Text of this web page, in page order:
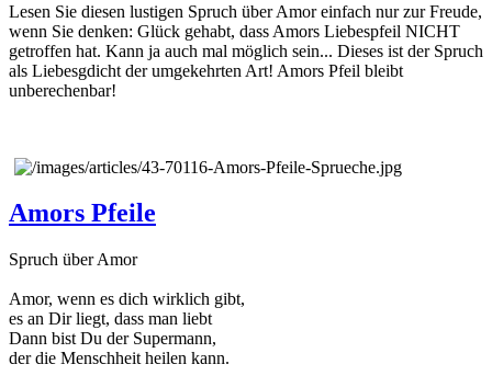
Lesen Sie diesen lustigen Spruch über Amor einfach nur zur Freude,
wenn Sie denken: Glück gehabt, dass Amors Liebespfeil NICHT
getroffen hat. Kann ja auch mal möglich sein... Dieses ist der Spruch
als Liebesgdicht der umgekehrten Art! Amors Pfeil bleibt
unberechenbar!
Amors Pfeile
Spruch über Amor
Amor, wenn es dich wirklich gibt,
es an Dir liegt, dass man liebt
Dann bist Du der Supermann,
der die Menschheit heilen kann.